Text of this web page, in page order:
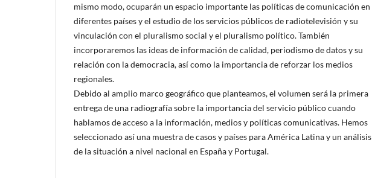
mismo modo, ocuparán un espacio importante las políticas de comunicación en
diferentes países y el estudio de los servicios públicos de radiotelevisión y su
vinculación con el pluralismo social y el pluralismo político. También
incorporaremos las ideas de información de calidad, periodismo de datos y su
relación con la democracia, así como la importancia de reforzar los medios
regionales.
Debido al amplio marco geográfico que planteamos, el volumen será la primera
entrega de una radiografía sobre la importancia del servicio público cuando
hablamos de acceso a la información, medios y políticas comunicativas. Hemos
seleccionado así una muestra de casos y países para América Latina y un análisis
de la situación a nivel nacional en España y Portugal.